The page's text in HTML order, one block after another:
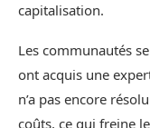
capitalisation.
Les communautés
ont acquis une
n’a pas encore
coûts, ce qui freine